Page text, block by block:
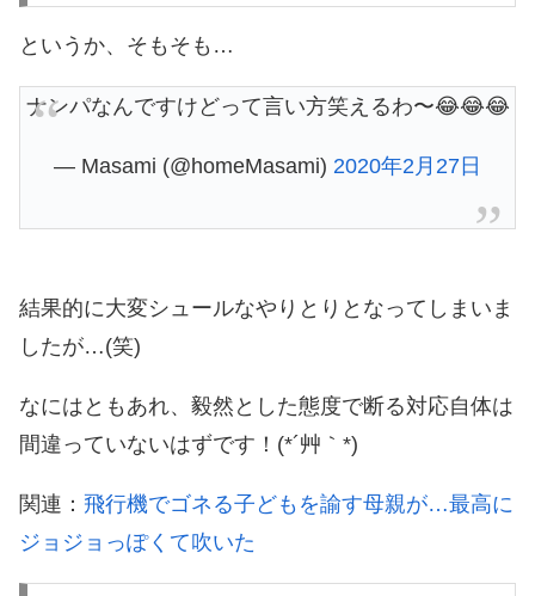
というか、そもそも…
ナンパなんですけどって言い方笑えるわ〜😂😂😂
— Masami (@homeMasami) 2020年2月27日
結果的に大変シュールなやりとりとなってしまいま
したが…(笑)
なにはともあれ、毅然とした態度で断る対応自体は
間違っていないはずです！(*´艸｀*)
関連： 飛行機でゴネる子どもを諭す母親が…最高に
ジョジョっぽくて吹いた